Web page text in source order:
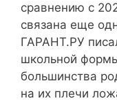
сравнению с
связана еще
ГАРАНТ.РУ
школьной
большинства
на их плечи